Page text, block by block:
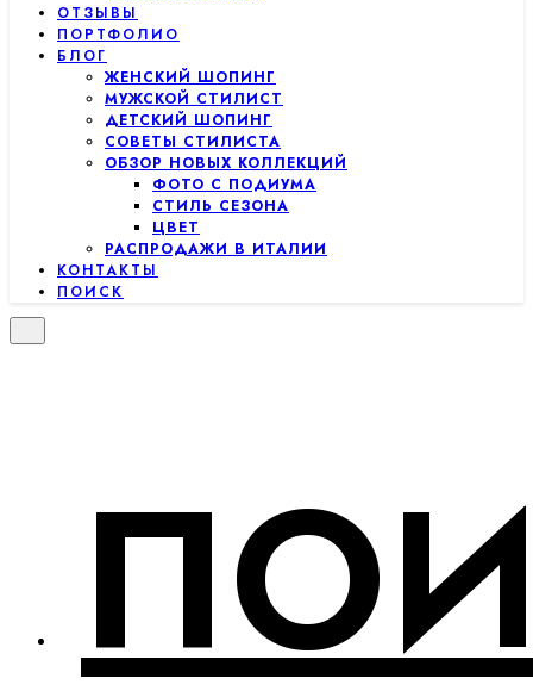
ОТЗЫВЫ
ПОРТФОЛИО
БЛОГ
ЖЕНСКИЙ ШОПИНГ
МУЖСКОЙ СТИЛИСТ
ДЕТСКИЙ ШОПИНГ
СОВЕТЫ СТИЛИСТА
ОБЗОР НОВЫХ КОЛЛЕКЦИЙ
ФОТО С ПОДИУМА
СТИЛЬ СЕЗОНА
ЦВЕТ
РАСПРОДАЖИ В ИТАЛИИ
КОНТАКТЫ
ПОИСК